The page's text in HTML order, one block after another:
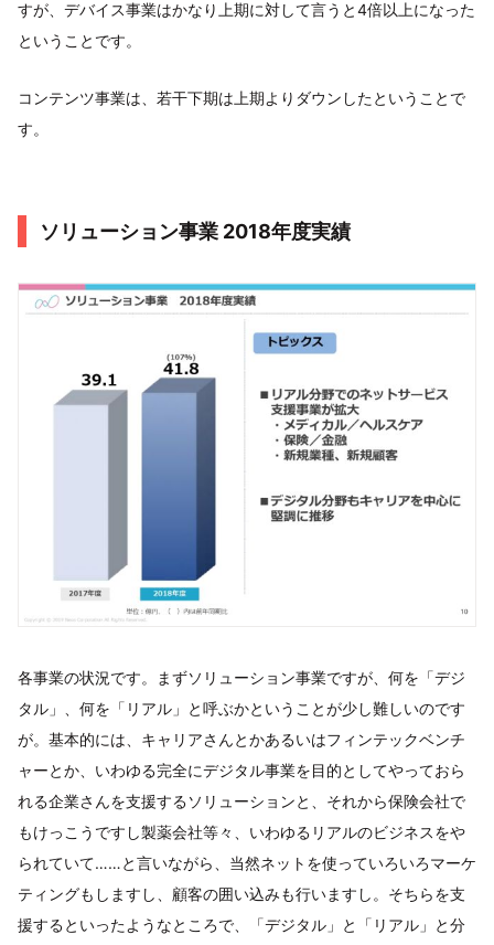
すが、デバイス事業はかなり上期に対して言うと4倍以上になった
ということです。
コンテンツ事業は、若干下期は上期よりダウンしたということで
す。
ソリューション事業 2018年度実績
各事業の状況です。まずソリューション事業ですが、何を「デジ
タル」、何を「リアル」と呼ぶかということが少し難しいのです
が。基本的には、キャリアさんとかあるいはフィンテックベンチ
ャーとか、いわゆる完全にデジタル事業を目的としてやっておら
れる企業さんを支援するソリューションと、それから保険会社で
もけっこうですし製薬会社等々、いわゆるリアルのビジネスをや
られていて……と言いながら、当然ネットを使っていろいろマーケ
ティングもしますし、顧客の囲い込みも行いますし。そちらを支
援するといったようなところで、「デジタル」と「リアル」と分